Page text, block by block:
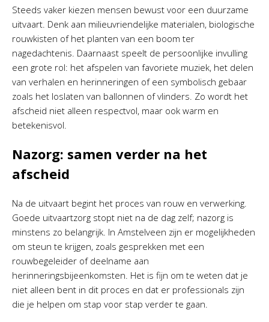
Steeds vaker kiezen mensen bewust voor een duurzame
uitvaart. Denk aan milieuvriendelijke materialen, biologische
rouwkisten of het planten van een boom ter
nagedachtenis. Daarnaast speelt de persoonlijke invulling
een grote rol: het afspelen van favoriete muziek, het delen
van verhalen en herinneringen of een symbolisch gebaar
zoals het loslaten van ballonnen of vlinders. Zo wordt het
afscheid niet alleen respectvol, maar ook warm en
betekenisvol.
Nazorg: samen verder na het
afscheid
Na de uitvaart begint het proces van rouw en verwerking.
Goede uitvaartzorg stopt niet na de dag zelf; nazorg is
minstens zo belangrijk. In Amstelveen zijn er mogelijkheden
om steun te krijgen, zoals gesprekken met een
rouwbegeleider of deelname aan
herinneringsbijeenkomsten. Het is fijn om te weten dat je
niet alleen bent in dit proces en dat er professionals zijn
die je helpen om stap voor stap verder te gaan.